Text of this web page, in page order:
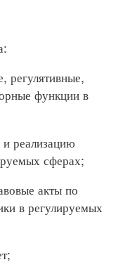
регулятивные,
функции в
реализацию
сферах;
акты по
в регулируемых